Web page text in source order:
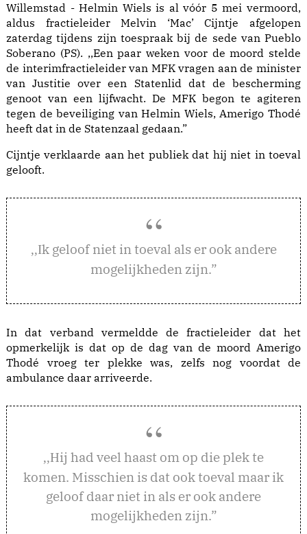
Willemstad - Helmin Wiels is al vóór 5 mei vermoord,
aldus fractieleider Melvin ‘Mac’ Cijntje afgelopen
zaterdag tijdens zijn toespraak bij de sede van Pueblo
Soberano (PS). ,,Een paar weken voor de moord stelde
de interimfractieleider van MFK vragen aan de minister
van Justitie over een Statenlid dat de bescherming
genoot van een lijfwacht. De MFK begon te agiteren
tegen de beveiliging van Helmin Wiels, Amerigo Thodé
heeft dat in de Statenzaal gedaan.”
Cijntje verklaarde aan het publiek dat hij niet in toeval
gelooft.
,,Ik geloof niet in toeval als er ook andere
mogelijkheden zijn.”
In dat verband vermeldde de fractieleider dat het
opmerkelijk is dat op de dag van de moord Amerigo
Thodé vroeg ter plekke was, zelfs nog voordat de
ambulance daar arriveerde.
,,Hij had veel haast om op die plek te
komen. Misschien is dat ook toeval maar ik
geloof daar niet in als er ook andere
mogelijkheden zijn.”